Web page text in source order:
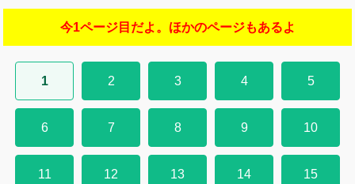
今1ページ目だよ。ほかのページもあるよ
1 2 3 4 5
6 7 8 9 10
11 12 13 14 15